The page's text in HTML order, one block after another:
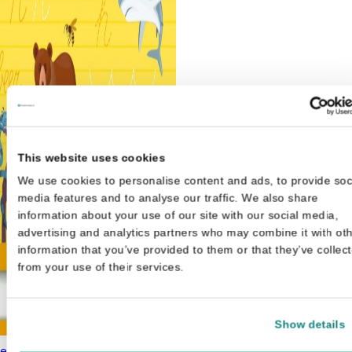
This website uses cookies
We use cookies to personalise content and ads, to provide
media features and to analyse our traffic. We also share
information about your use of our site with our social media,
advertising and analytics partners who may combine it with
information that you’ve provided to them or that they’ve
from your use of their services.
Show details